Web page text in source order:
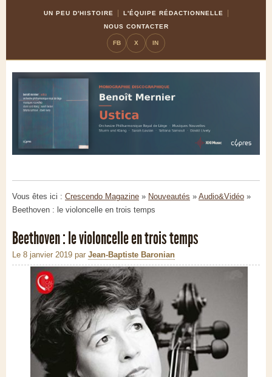
UN PEU D'HISTOIRE
L'ÉQUIPE RÉDACTIONNELLE
NOUS CONTACTER
FB X IN
Vous êtes ici : Crescendo Magazine » Nouveautés » Audio&Vidéo »
Beethoven : le violoncelle en trois temps
Beethoven : le violoncelle en trois temps
Le 8 janvier 2019 par Jean-Baptiste Baronian